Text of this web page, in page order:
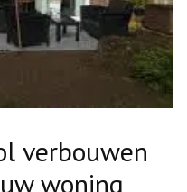
verbouwen
woning